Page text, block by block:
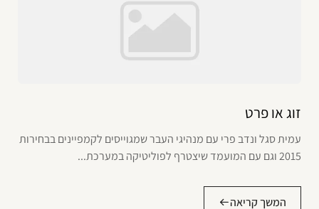
זוג או פרט
עמית סגל ונדב פרי עם מנהיגי העבר שמגוייסים לקמפיינים בבחירות
2015 וגם עם המועמד שיצטרף לפוליטיקה במערכת...
המשך קריאה